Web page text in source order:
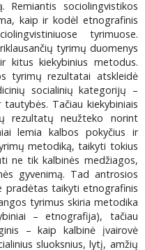
Remiantis sociolingvistikos
kaip ir kodėl etnografinis
tyrimuose.
tyrimų duomenys
kitus kiekybinius metodus.
tyrimų rezultatai atskleidė
socialinių kategorijų –
Tačiau kiekybiniais
rezultatų neužteko norint
lemia kalbos pokyčius ir
metodiką, taikyti tokius
ne tik kalbinės medžiagos,
gyvenimą. Tad antrosios
pradėtas taikyti etnografinis
tyrimus skiria metodika
– etnografija), tačiau
– kaip kalbinė įvairovė
sluoksnius, lytį, amžių